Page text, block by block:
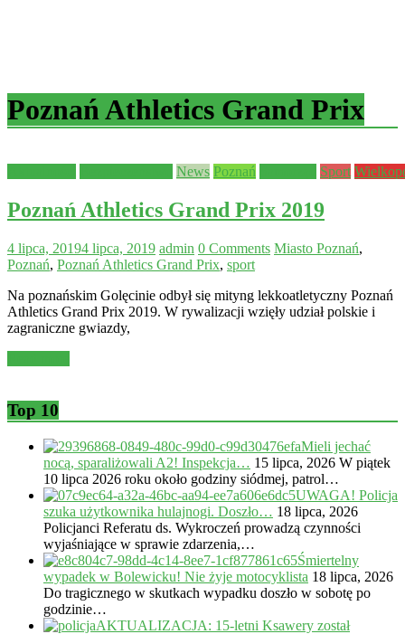
Poznań Athletics Grand Prix
News Poznań Sport
Poznań Athletics Grand Prix 2019
4 lipca, 20194 lipca, 2019 admin 0 Comments Miasto Poznań,
Poznań, Poznań Athletics Grand Prix, sport
Na poznańskim Golęcinie odbył się mityng lekkoatletyczny Poznań
Athletics Grand Prix 2019. W rywalizacji wzięły udział polskie i
zagraniczne gwiazdy,
Top 10
Mieli jechać
nocą, sparaliżowali A2! Inspekcja… 15 lipca, 2026 W piątek
10 lipca 2026 roku około godziny siódmej, patrol…
UWAGA! Policja
szuka użytkownika hulajnogi. Doszło… 18 lipca, 2026
Policjanci Referatu ds. Wykroczeń prowadzą czynności
wyjaśniające w sprawie zdarzenia,…
Śmiertelny
wypadek w Bolewicku! Nie żyje motocyklista 18 lipca, 2026
Do tragicznego w skutkach wypadku doszło w sobotę po
godzinie…
AKTUALIZACJA: 15-letni Ksawery został